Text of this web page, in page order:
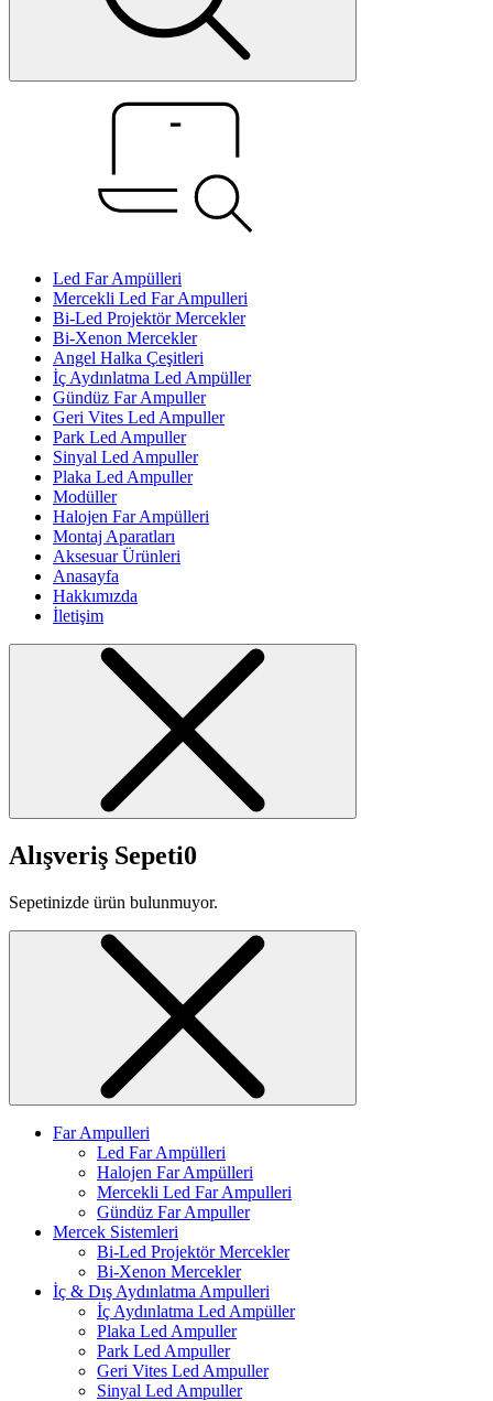
Led Far Ampülleri
Mercekli Led Far Ampulleri
Bi-Led Projektör Mercekler
Bi-Xenon Mercekler
Angel Halka Çeşitleri
İç Aydınlatma Led Ampüller
Gündüz Far Ampuller
Geri Vites Led Ampuller
Park Led Ampuller
Sinyal Led Ampuller
Plaka Led Ampuller
Modüller
Halojen Far Ampülleri
Montaj Aparatları
Aksesuar Ürünleri
Anasayfa
Hakkımızda
İletişim
Alışveriş Sepeti0
Sepetinizde ürün bulunmuyor.
Far Ampulleri
Led Far Ampülleri
Halojen Far Ampülleri
Mercekli Led Far Ampulleri
Gündüz Far Ampuller
Mercek Sistemleri
Bi-Led Projektör Mercekler
Bi-Xenon Mercekler
İç & Dış Aydınlatma Ampulleri
İç Aydınlatma Led Ampüller
Plaka Led Ampuller
Park Led Ampuller
Geri Vites Led Ampuller
Sinyal Led Ampuller